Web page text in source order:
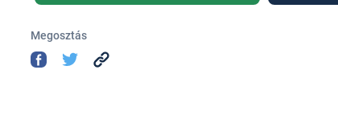
Megosztás